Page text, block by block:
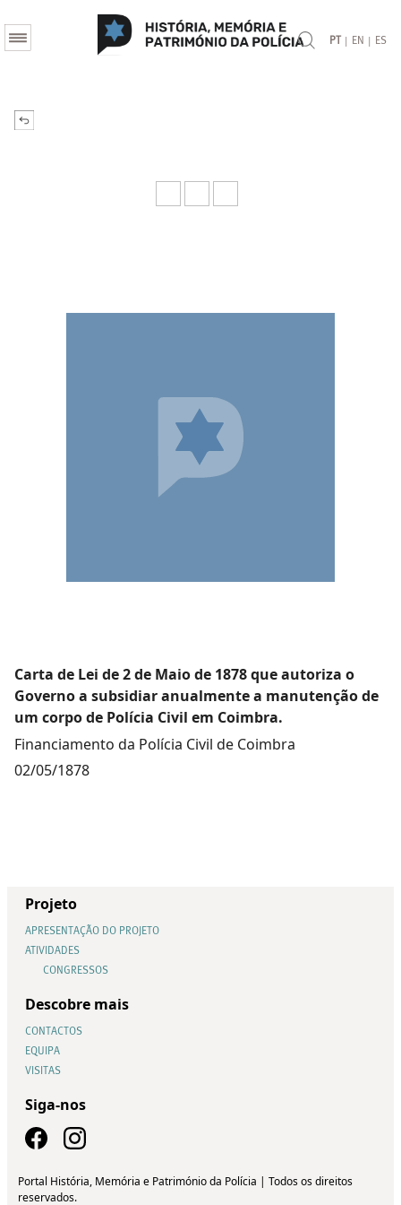
PT | EN | ES
Carta de Lei de 2 de Maio de 1878 que autoriza o
Governo a subsidiar anualmente a manutenção de
um corpo de Polícia Civil em Coimbra.
Financiamento da Polícia Civil de Coimbra
02/05/1878
Projeto
APRESENTAÇÃO DO PROJETO
ATIVIDADES
CONGRESSOS
Descobre mais
CONTACTOS
EQUIPA
VISITAS
Siga-nos
Portal História, Memória e Património da Polícia | Todos os direitos
reservados.